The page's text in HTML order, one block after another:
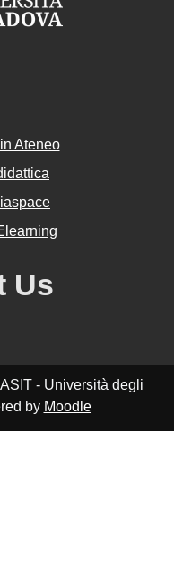
Ateneo
Us
- Università degli
by Moodle
dati